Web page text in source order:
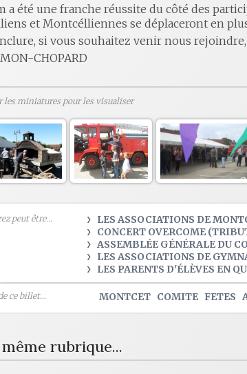
a été une franche réussite du côté des
et Montcélliennes se déplaceront en
si vous souhaitez venir nous rejoindre,
CHOPARD
les miniatures pour les visualiser
peut être...
LES ASSOCIATIONS DE
CONCERT OVERCOME
ASSEMBLÉE GÉNÉRALE DU
LES ASSOCIATIONS DE
LES PARENTS D'ÉLÈVES EN
ce billet... MONTCET COMITE FETES
rubrique...